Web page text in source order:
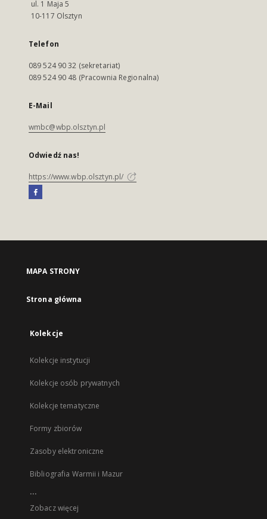
ul. 1 Maja 5
10-117 Olsztyn
Telefon
089 524 90 32 (sekretariat)
089 524 90 48 (Pracownia Regionalna)
E-Mail
wmbc@wbp.olsztyn.pl
Odwiedź nas!
https://www.wbp.olsztyn.pl/
MAPA STRONY
Strona główna
Kolekcje
Kolekcje instytucji
Kolekcje osób prywatnych
Kolekcje tematyczne
Formy zbiorów
Zasoby elektroniczne
Bibliografia Warmii i Mazur
...
Zobacz więcej